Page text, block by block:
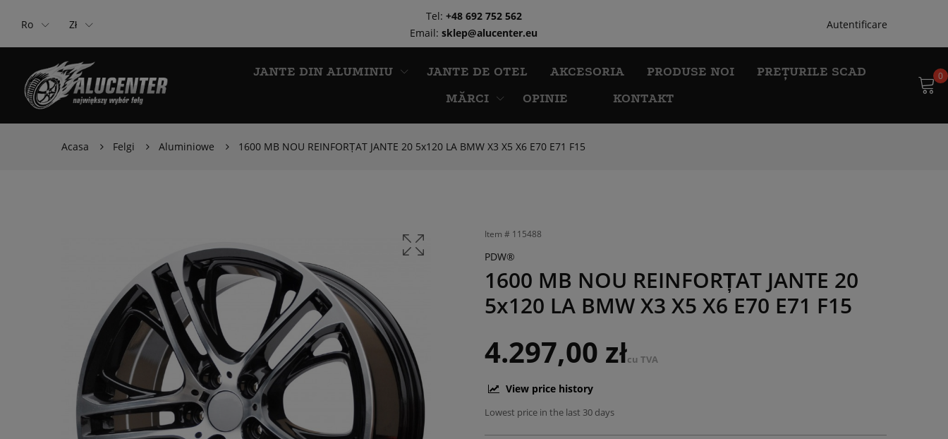
Ro Zł
Tel: +48 692 752 562
Email:sklep@alucenter.eu
Autentificare
JANTE DIN ALUMINIU JANTE DE OTEL AKCESORIA PRODUSE NOI
PREȚURILE SCAD
MĂRCI
OPINIE KONTAKT
0
Acasa Felgi Aluminiowe 1600 MB NOU REINFORȚAT JANTE 20 5x120 LA BMW X3 X5 X6 E70 E71 F15
Item # 115488
PDW®
1600 MB NOU REINFORȚAT JANTE 20
5x120 LA BMW X3 X5 X6 E70 E71 F15
4.297,00 złcu TVA
View price history
Lowest price in the last 30 days